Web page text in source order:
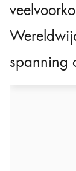
spanning